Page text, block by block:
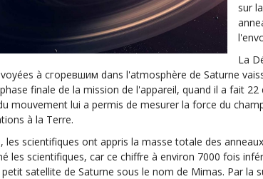
sur
La
à сгоревшим dans l'atmosphère de Saturne
finale de la mission de l'appareil, quand il a fait
mouvement lui a permis de mesurer la force du
à la Terre.
les scientifiques ont appris la masse totale des
les scientifiques, car ce chiffre à environ 7000 fois
satellite de Saturne sous le nom de Mimas. Par la